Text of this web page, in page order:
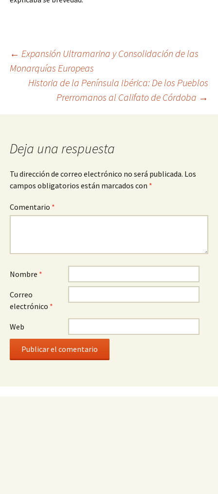
Navegación
entradas
← Expansión Ultramarina y Consolidación de las
Monarquías Europeas
Historia de la Península Ibérica: De los Pueblos
Prerromanos al Califato de Córdoba →
Deja una respuesta
Tu dirección de correo electrónico no será publicada. Los
campos obligatorios están marcados con *
Comentario *
Nombre *
Correo
electrónico *
Web